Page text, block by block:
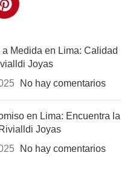
Medida en Lima: Calidad
Joyas
No hay comentarios
en Lima: Encuentra la
Joyas
No hay comentarios